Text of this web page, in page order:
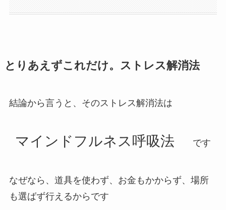
とりあえずこれだけ。ストレス解消法
結論から言うと、そのストレス解消法は
マインドフルネス呼吸法 です
なぜなら、道具を使わず、お金もかからず、場所
も選ばず行えるからです